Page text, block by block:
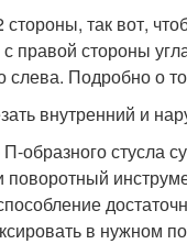
стороны, так вот,
правой стороны
слева. Подробно о
внутренний и
образного стусла
в нужном